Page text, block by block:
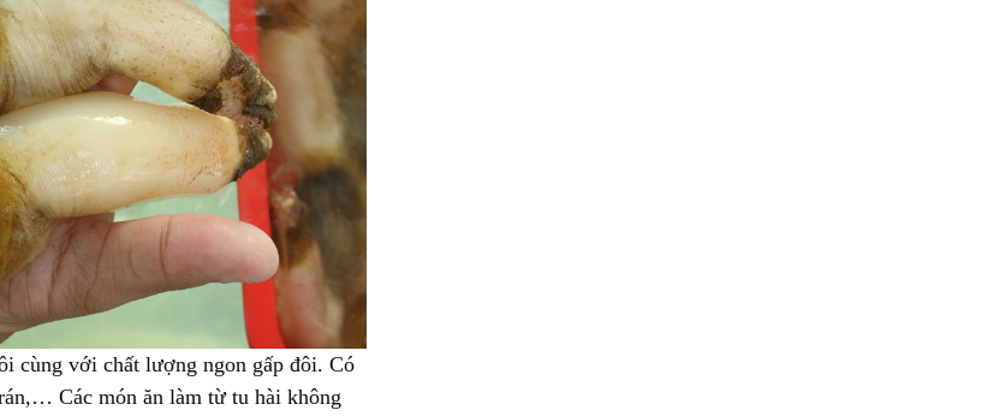
cùng với chất lượng ngon gấp đôi. Có
Các món ăn làm từ tu hài không